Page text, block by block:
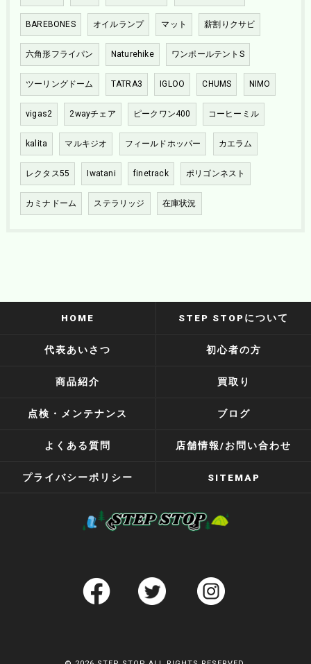
BAREBONES オイルランプ マット 薪割りクサビ
六角形フライパン Naturehike ワンポールテントS
ツーリングドーム TATRA3 IGLOO CHUMS NIMO
vigas2 2wayチェア ピークワン400 コーヒーミル
kalita マルキジオ フィールドホッパー カエラム
レクタス55 Iwatani finetrack ポリゴンネスト
カミナドーム ステラリッジ 在庫状況
HOME STEP STOPについて
代表あいさつ 初心者の方
商品紹介 買取り
点検・メンテナンス ブログ
よくある質問 店舗情報/お問い合わせ
プライバシーポリシー SITEMAP